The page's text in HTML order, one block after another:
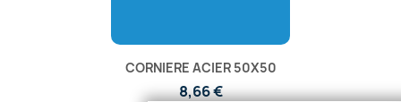
CORNIERE ACIER 50X50
8,66 €